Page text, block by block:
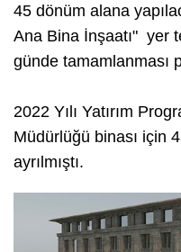
45 dönüm alana
Ana Bina İnşaatı" yer
günde tamamlanması
2022 Yılı Yatırım
Müdürlüğü binası için
ayrılmıştı.